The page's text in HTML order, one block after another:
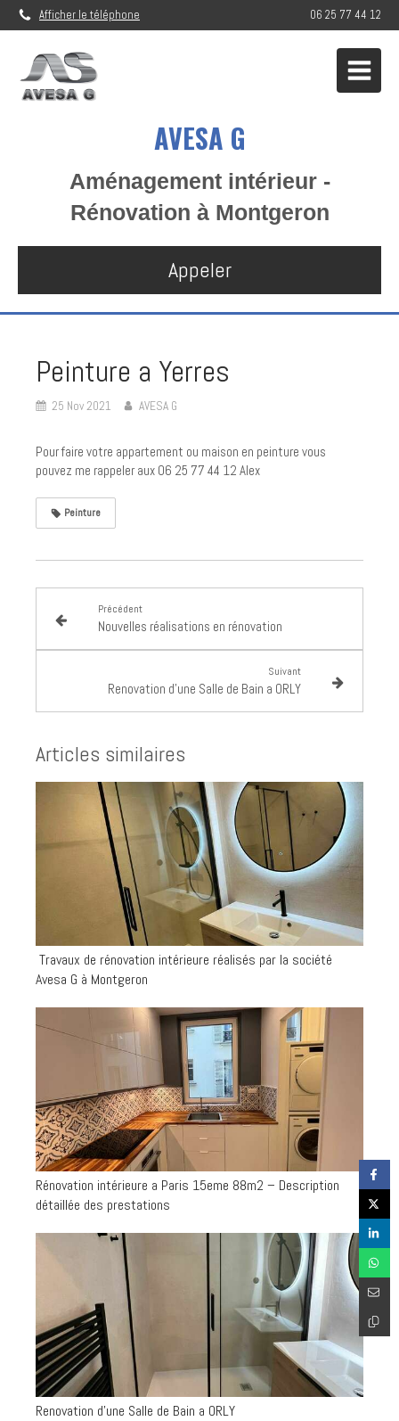
Afficher le téléphone 06 25 77 44 12
AVESA G
Aménagement intérieur -
Rénovation à Montgeron
Appeler
Peinture a Yerres
25 Nov 2021 AVESA G
Pour faire votre appartement ou maison en peinture vous
pouvez me rappeler aux 06 25 77 44 12 Alex
Peinture
Précédent
Nouvelles réalisations en rénovation
Suivant
Renovation d'une Salle de Bain a ORLY
Articles similaires
️ Travaux de rénovation intérieure réalisés par la société
Avesa G à Montgeron
Rénovation intérieure a Paris 15eme 88m2 – Description
détaillée des prestations
Renovation d'une Salle de Bain a ORLY